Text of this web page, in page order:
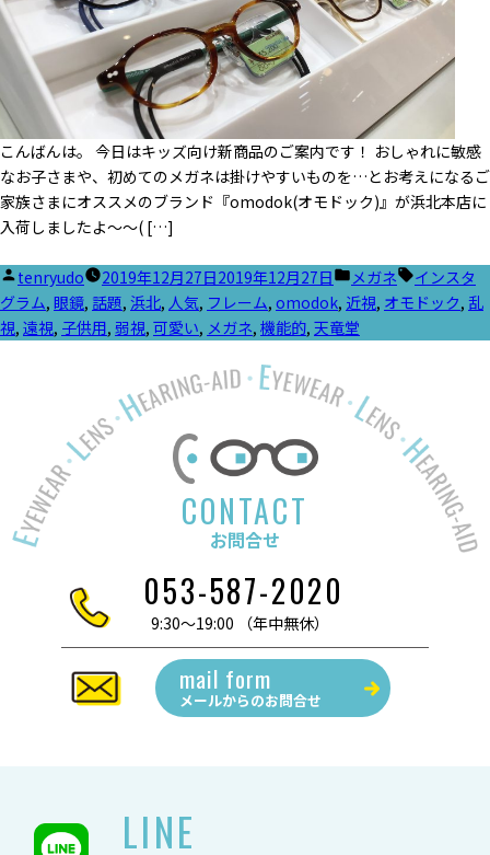
こんばんは。 今日はキッズ向け新商品のご案内です！ おしゃれに敏感
なお子さまや、初めてのメガネは掛けやすいものを…とお考えになるご
家族さまにオススメのブランド『omodok(オモドック)』が浜北本店に
入荷しましたよ～～( […]
投
稿
者:
tenryudo 2019年12月27日2019年12月27日
カ
テ
ゴ
メガネ
タ
グ:
インスタ
グラム, 眼鏡, 話題, 浜北, 人気, フレーム, omodok, 近視, オモドック, 乱
視, 遠視, 子供用, 弱視, 可愛い, メガネ, 機能的, 天竜堂
CONTACT
お問合せ
053-587-2020
9:30～19:00 （年中無休）
mail form
メールからのお問合せ
LINE